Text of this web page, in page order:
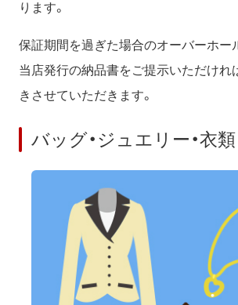
ります。
保証期間を過ぎた場合のオーバーホー
当店発行の納品書をご提示いただけれ
きさせていただきます。
バッグ・ジュエリー・衣類